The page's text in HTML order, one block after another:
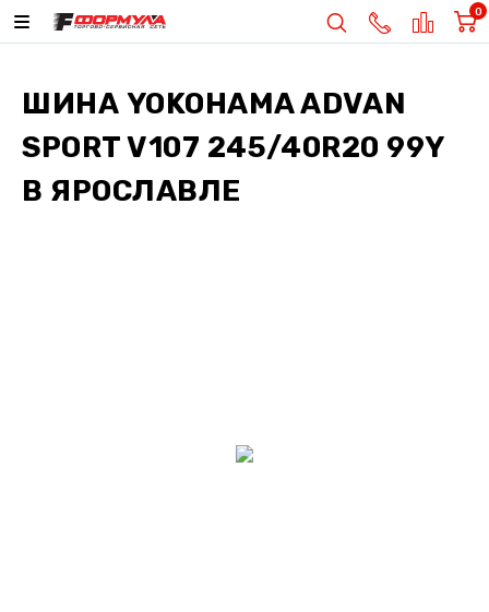
0
ШИНА YOKOHAMA ADVAN
SPORT V107 245/40R20 99Y
В ЯРОСЛАВЛЕ